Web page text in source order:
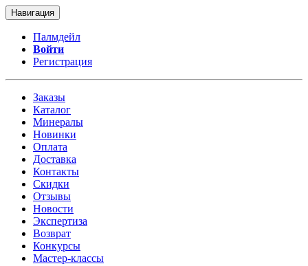
Навигация
Палмдейл
Войти
Регистрация
Заказы
Каталог
Минералы
Новинки
Оплата
Доставка
Контакты
Скидки
Отзывы
Новости
Экспертиза
Возврат
Конкурсы
Мастер-классы